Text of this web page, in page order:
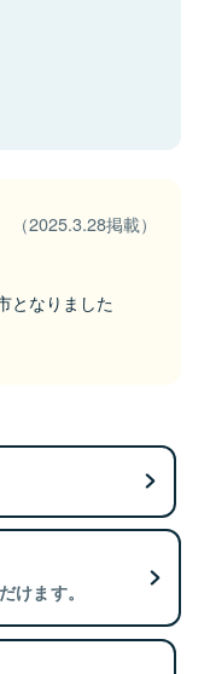
（2025.3.28掲載）
となりました
けます。